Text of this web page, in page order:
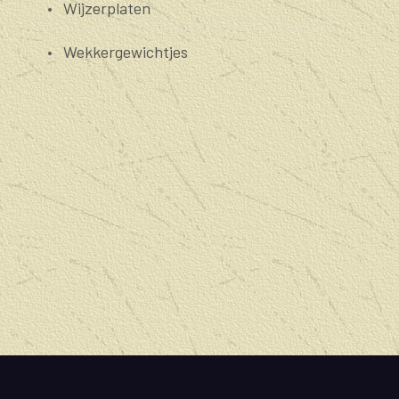
Wijzerplaten
Wekkergewichtjes